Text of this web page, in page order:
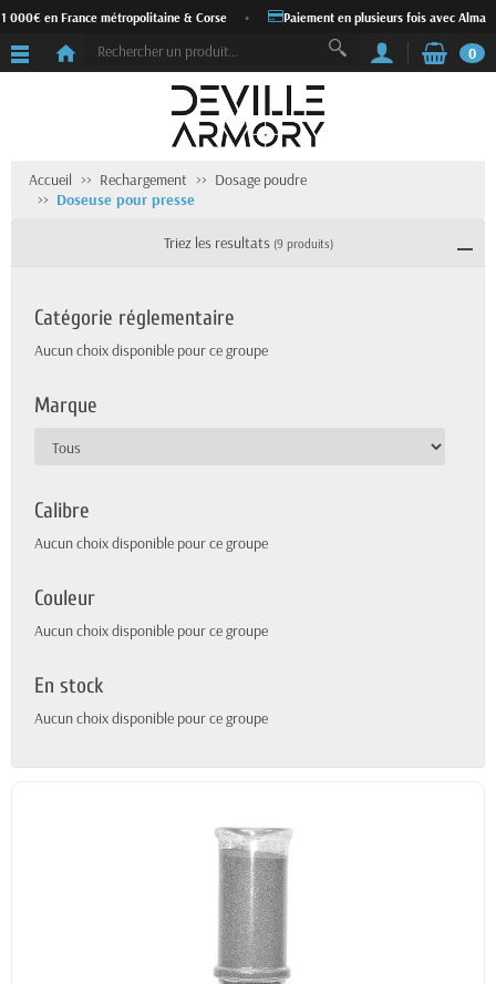
en France métropolitaine & Corse Paiement en plusieurs fois avec Alma
0
Accueil Rechargement
Dosage poudre
Doseuse pour presse
Triez les resultats (9 produits)
Catégorie réglementaire
Aucun choix disponible pour ce groupe
Marque
Calibre
Aucun choix disponible pour ce groupe
Couleur
Aucun choix disponible pour ce groupe
En stock
Aucun choix disponible pour ce groupe